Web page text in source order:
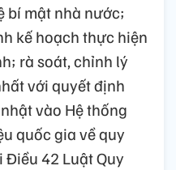
bí mật nhà nước;
kế hoạch thực hiện
rà soát, chỉnh lý
với quyết định
vào Hệ thống
quốc gia về quy
42 Luật Quy